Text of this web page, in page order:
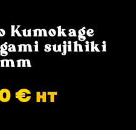
Kumokage
sujihiki
€ HT